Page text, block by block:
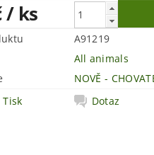
/ ks
A91219
All animals
NOVĚ -
Tisk
Dotaz